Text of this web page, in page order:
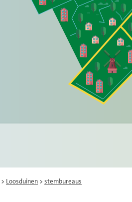
> Loosduinen > stembureaus